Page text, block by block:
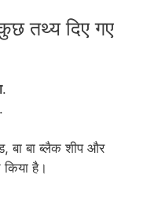
तथ्य दिए गए
.
.
बा बा ब्लैक शीप और
है।